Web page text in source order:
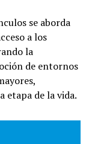
se aborda
a los
la
de entornos
etapa de la vida.